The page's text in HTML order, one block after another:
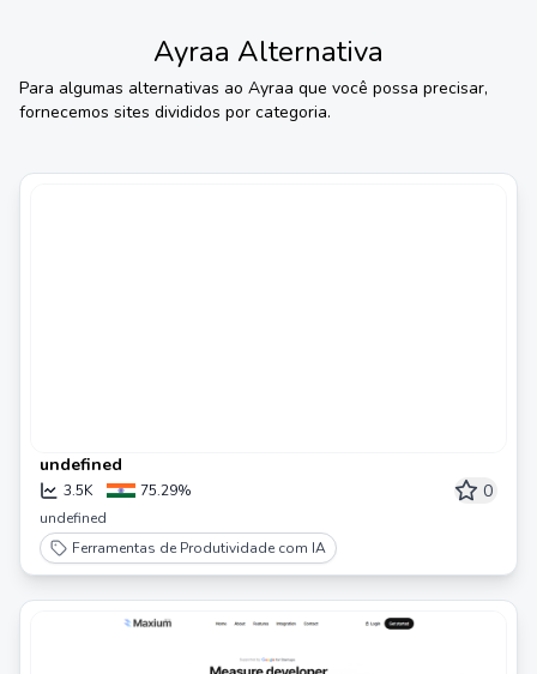
Ayraa Alternativa
Para algumas alternativas ao Ayraa que você possa precisar,
fornecemos sites divididos por categoria.
undefined
3.5K 75.29% 0
undefined
Ferramentas de Produtividade com IA